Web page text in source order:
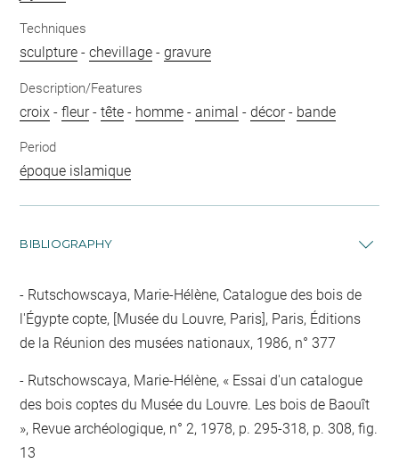
Techniques
sculpture -chevillage -gravure
Description/Features
croix -fleur-tête - homme -animal -décor- bande
Period
époque islamique
BIBLIOGRAPHY
Rutschowscaya, Marie-Hélène, Catalogue des bois de
l'Égypte copte, [Musée du Louvre, Paris], Paris, Éditions
de la Réunion des musées nationaux, 1986, n° 377
Rutschowscaya, Marie-Hélène, « Essai d'un catalogue
des bois coptes du Musée du Louvre. Les bois de Baouît
», Revue archéologique, n° 2, 1978, p. 295-318, p. 308, fig.
13